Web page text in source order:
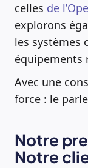
celles de
explorons
les systèmes
équipements
Avec une
force : le
Notre
Notre